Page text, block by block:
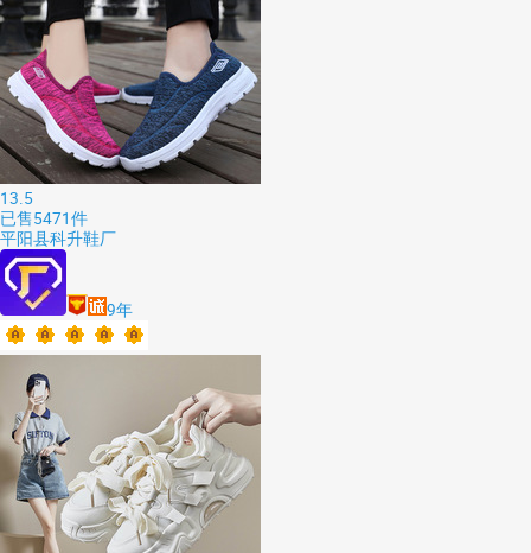
13.5
已售5471件
平阳县科升鞋厂
9年